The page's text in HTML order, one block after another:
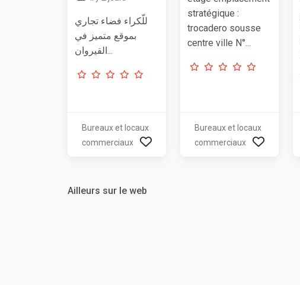
للّكراء فضاء تجاري
بموقع متميز في
القيروان...
Bureaux et locaux
commerciaux
stratégique :
trocadero sousse
centre ville N°...
Bureaux et locaux
commerciaux
Ailleurs sur le web